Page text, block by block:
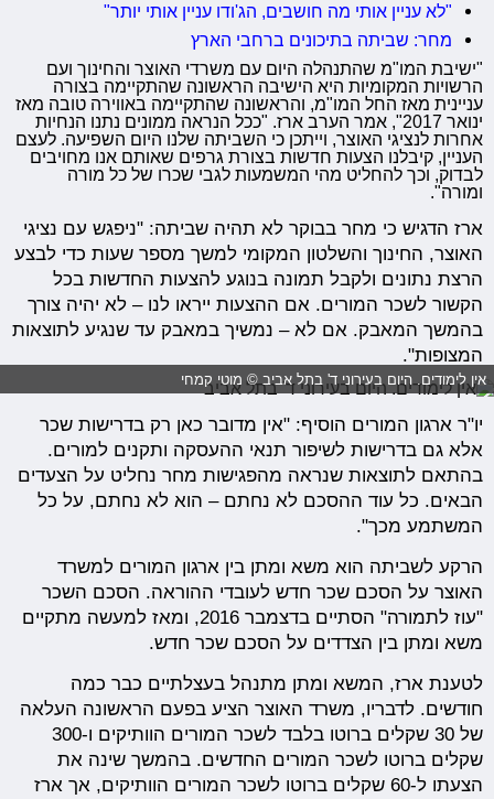
"לא עניין אותי מה חושבים, הג'ודו עניין אותי יותר"
מחר: שביתה בתיכונים ברחבי הארץ
"ישיבת המו"מ שהתנהלה היום עם משרדי האוצר והחינוך ועם
הרשויות המקומיות היא הישיבה הראשונה שהתקיימה בצורה
עניינית מאז החל המו"מ, והראשונה שהתקיימה באווירה טובה מאז
ינואר 2017", אמר הערב ארז. "ככל הנראה ממונים נתנו הנחיות
אחרות לנציגי האוצר, וייתכן כי השביתה שלנו היום השפיעה. לעצם
העניין, קיבלנו הצעות חדשות בצורת גרפים שאותם אנו מחויבים
לבדוק, וכך להחליט מהי המשמעות לגבי שכרו של כל מורה
ומורה".
ארז הדגיש כי מחר בבוקר לא תהיה שביתה: "ניפגש עם נציגי
האוצר, החינוך והשלטון המקומי למשך מספר שעות כדי לבצע
הרצת נתונים ולקבל תמונה בנוגע להצעות החדשות בכל
הקשור לשכר המורים. אם ההצעות ייראו לנו – לא יהיה צורך
בהמשך המאבק. אם לא – נמשיך במאבק עד שנגיע לתוצאות
המצופות".
אין לימודים. היום בעירוני ד' בתל אביב © מוטי קמחי
יו"ר ארגון המורים הוסיף: "אין מדובר כאן רק בדרישות שכר
אלא גם בדרישות לשיפור תנאי ההעסקה ותקנים למורים.
בהתאם לתוצאות שנראה מהפגישות מחר נחליט על הצעדים
הבאים. כל עוד ההסכם לא נחתם – הוא לא נחתם, על כל
המשתמע מכך".
הרקע לשביתה הוא משא ומתן בין ארגון המורים למשרד
האוצר על הסכם שכר חדש לעובדי ההוראה. הסכם השכר
"עוז לתמורה" הסתיים בדצמבר 2016, ומאז למעשה מתקיים
משא ומתן בין הצדדים על הסכם שכר חדש.
לטענת ארז, המשא ומתן מתנהל בעצלתיים כבר כמה
חודשים. לדבריו, משרד האוצר הציע בפעם הראשונה העלאה
של 30 שקלים ברוטו בלבד לשכר המורים הוותיקים ו-300
שקלים ברוטו לשכר המורים החדשים. בהמשך שינה את
הצעתו ל-60 שקלים ברוטו לשכר המורים הוותיקים, אך ארז